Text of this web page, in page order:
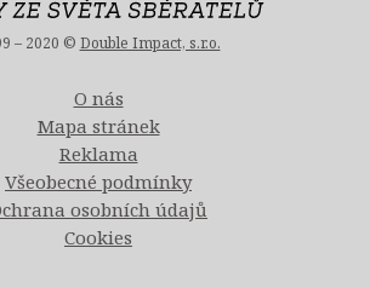
– 2020 © Double Impact, s.r.o.
O nás
Mapa stránek
Reklama
Všeobecné podmínky
osobních údajů
Cookies